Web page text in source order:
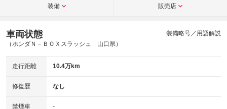
装備 販売店
車両状態
（ホンダＮ－ＢＯＸスラッシュ 山口県）
装備略号／用語解説
走行距離 10.4万km
修復歴 なし
禁煙車 -